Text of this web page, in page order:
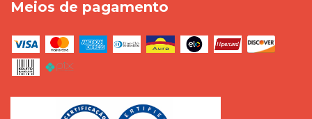
Meios de pagamento